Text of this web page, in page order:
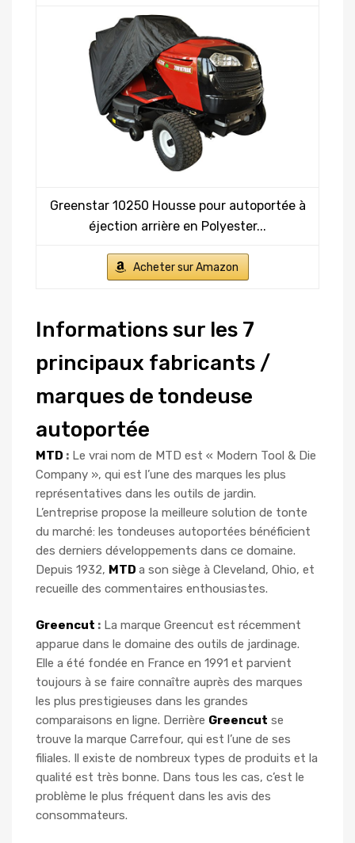
Greenstar 10250 Housse pour autoportée à
éjection arrière en Polyester...
Acheter sur Amazon
Informations sur les 7
principaux fabricants /
marques de tondeuse
autoportée
MTD : Le vrai nom de MTD est « Modern Tool & Die
Company », qui est l’une des marques les plus
représentatives dans les outils de jardin.
L’entreprise propose la meilleure solution de tonte
du marché: les tondeuses autoportées bénéficient
des derniers développements dans ce domaine.
Depuis 1932, MTD a son siège à Cleveland, Ohio, et
recueille des commentaires enthousiastes.
Greencut : La marque Greencut est récemment
apparue dans le domaine des outils de jardinage.
Elle a été fondée en France en 1991 et parvient
toujours à se faire connaître auprès des marques
les plus prestigieuses dans les grandes
comparaisons en ligne. Derrière Greencut se
trouve la marque Carrefour, qui est l’une de ses
filiales. Il existe de nombreux types de produits et la
qualité est très bonne. Dans tous les cas, c’est le
problème le plus fréquent dans les avis des
consommateurs.